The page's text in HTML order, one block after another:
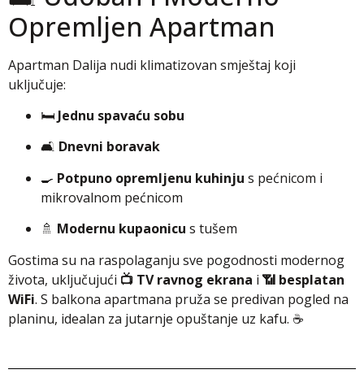
Opremljen Apartman
Apartman Dalija nudi klimatizovan smještaj koji
uključuje:
🛏️ Jednu spavaću sobu
🛋️ Dnevni boravak
🍳 Potpuno opremljenu kuhinju s pećnicom i
mikrovalnom pećnicom
🚿 Modernu kupaonicu s tušem
Gostima su na raspolaganju sve pogodnosti modernog
života, uključujući 📺 TV ravnog ekrana i 📶 besplatan
WiFi. S balkona apartmana pruža se predivan pogled na
planinu, idealan za jutarnje opuštanje uz kafu. ☕